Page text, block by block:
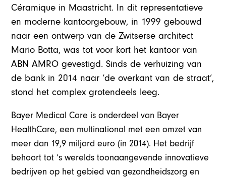
Céramique in Maastricht. In dit representatieve
en moderne kantoorgebouw, in 1999 gebouwd
naar een ontwerp van de Zwitserse architect
Mario Botta, was tot voor kort het kantoor van
ABN AMRO gevestigd. Sinds de verhuizing van
de bank in 2014 naar ‘de overkant van de straat’,
stond het complex grotendeels leeg.
Bayer Medical Care is onderdeel van Bayer
HealthCare, een multinational met een omzet van
meer dan 19,9 miljard euro (in 2014). Het bedrijf
behoort tot ’s werelds toonaangevende innovatieve
bedrijven op het gebied van gezondheidszorg en